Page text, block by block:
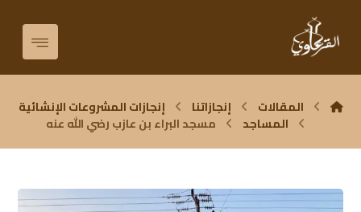
المقالات إنجازاتنا
إنجازات المشروعات الإنشائية
المساجد
مسجد البراء بن عازب رضي الله عنه